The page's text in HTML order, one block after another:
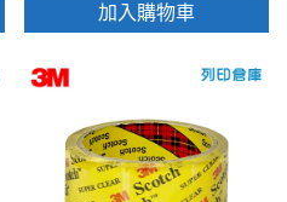
加入購物車